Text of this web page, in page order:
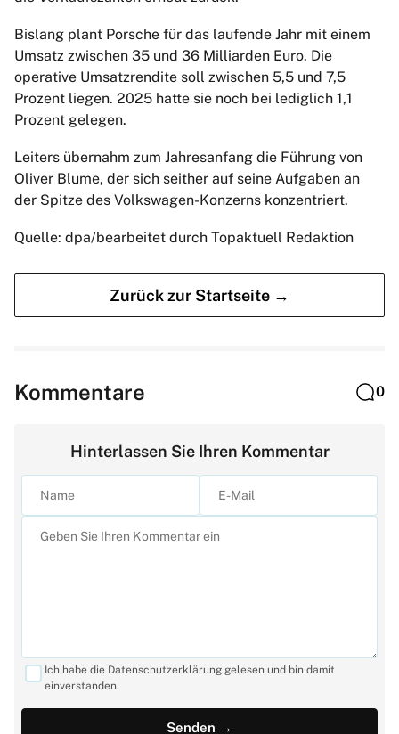
Bislang plant Porsche für das laufende Jahr mit einem
Umsatz zwischen 35 und 36 Milliarden Euro. Die
operative Umsatzrendite soll zwischen 5,5 und 7,5
Prozent liegen. 2025 hatte sie noch bei lediglich 1,1
Prozent gelegen.
Leiters übernahm zum Jahresanfang die Führung von
Oliver Blume, der sich seither auf seine Aufgaben an
der Spitze des Volkswagen-Konzerns konzentriert.
Quelle: dpa/bearbeitet durch Topaktuell Redaktion
Zurück zur Startseite →
Kommentare 0
Hinterlassen Sie Ihren Kommentar
Ich habe die Datenschutzerklärung gelesen und bin damit
einverstanden.